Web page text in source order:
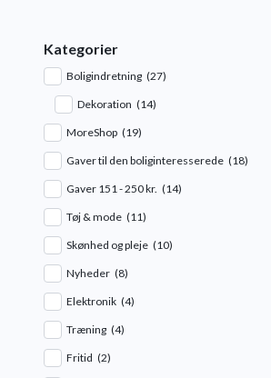
Kategorier
Boligindretning (27)
Dekoration (14)
MoreShop (19)
Gaver til den boliginteresserede (18)
Gaver 151 - 250 kr. (14)
Tøj & mode (11)
Skønhed og pleje (10)
Nyheder (8)
Elektronik (4)
Træning (4)
Fritid (2)